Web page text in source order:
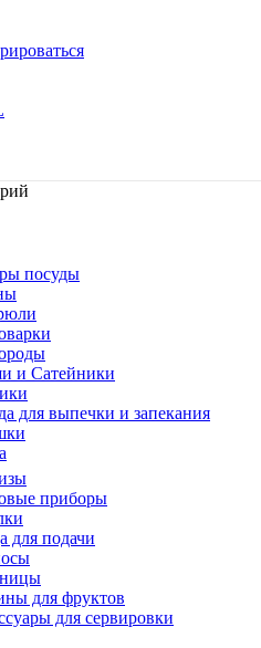
посуды
и Сатейники
для выпечки и запекания
приборы
для подачи
для фруктов
для сервировки